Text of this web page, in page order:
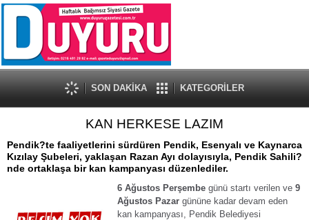
SON DAKİKA KATEGORİLER
KAN HERKESE LAZIM
Pendik?te faaliyetlerini sürdüren Pendik, Esenyalı ve Kaynarca
Kızılay Şubeleri, yaklaşan Razan Ayı dolayısıyla, Pendik Sahili?
nde ortaklaşa bir kan kampanyası düzenlediler.
6 Ağustos Perşembe günü startı verilen ve 9
Ağustos Pazar gününe kadar devam eden
kan kampanyası, Pendik Belediyesi